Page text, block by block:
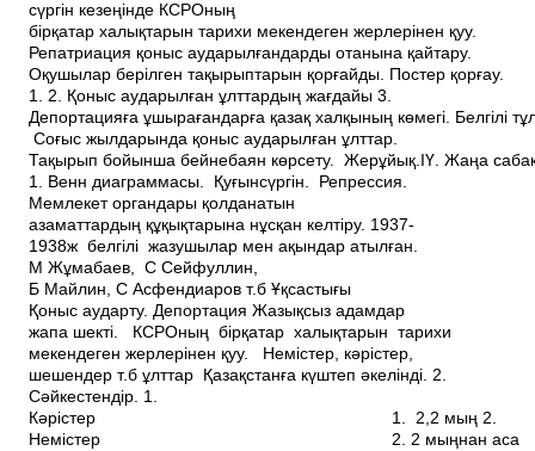
сүргін кезеңінде КСРО­ның
бірқатар халықтарын тарихи мекендеген жерлерінен қуу.
Репатриация­ қоныс аударылғандарды отанына қайтару.
Оқушылар берілген тақырыптарын қорғайды. Постер қорғау.
1. 2. Қоныс аударылған ұлттардың жағдайы 3.
Депортацияға ұшырағандарға қазақ халқының көмегі. Белгілі
Соғыс жылдарында қоныс аударылған ұлттар.
Тақырып бойынша бейнебаян көрсету. Жерұйық.ІҮ. Жаңа
1. Венн диаграммасы. Қуғын­сүргін. Репрессия.
Мемлекет органдары қолданатын
азаматтардың құқықтарына нұсқан келтіру. 1937­
1938ж белгілі жазушылар мен ақындар атылған.
М Жұмабаев, С Сейфуллин,
Б Майлин, С Асфендиаров т.б Ұқсастығы
Қоныс аударту. Депортация Жазықсыз адамдар
жапа шекті. КСРО­ның бірқатар халықтарын тарихи
мекендеген жерлерінен қуу. Немістер, кәрістер,
шешендер т.б ұлттар Қазақстанға күштеп әкелінді. 2.
Сәйкестендір. 1.
Кәрістер 1. 2,2 мың 2.
Немістер 2. 2 мыңнан аса